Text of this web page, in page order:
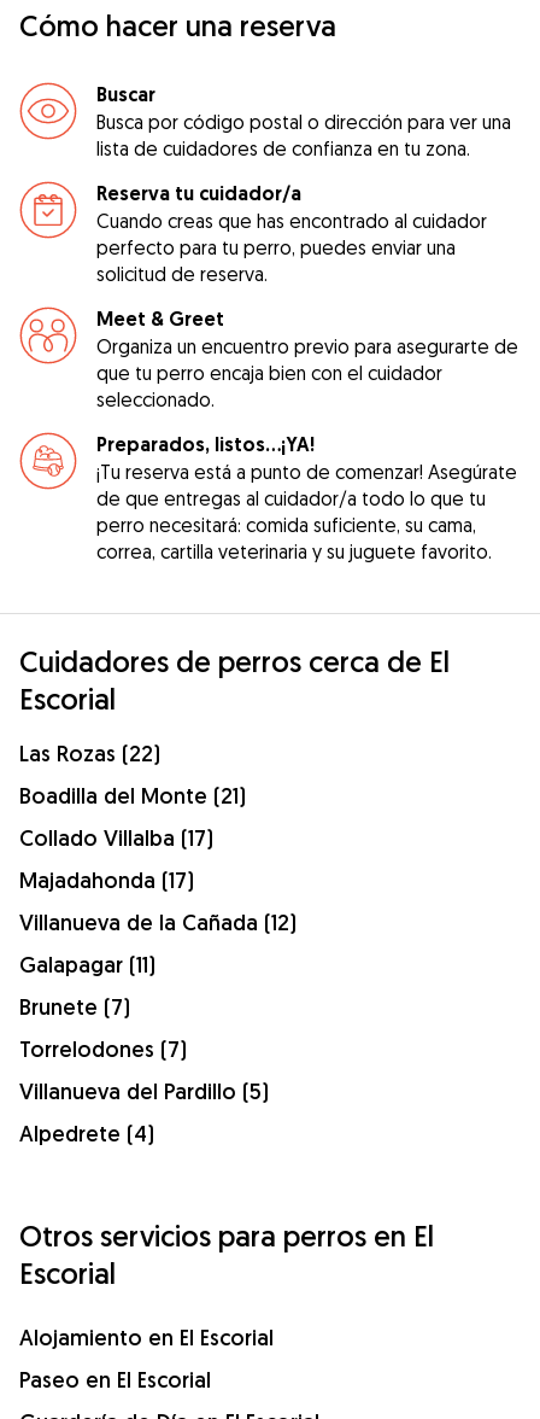
Cómo hacer una reserva
Buscar
Busca por código postal o dirección para ver una
lista de cuidadores de confianza en tu zona.
Reserva tu cuidador/a
Cuando creas que has encontrado al cuidador
perfecto para tu perro, puedes enviar una
solicitud de reserva.
Meet & Greet
Organiza un encuentro previo para asegurarte de
que tu perro encaja bien con el cuidador
seleccionado.
Preparados, listos...¡YA!
¡Tu reserva está a punto de comenzar! Asegúrate
de que entregas al cuidador/a todo lo que tu
perro necesitará: comida suficiente, su cama,
correa, cartilla veterinaria y su juguete favorito.
Cuidadores de perros cerca de El
Escorial
Las Rozas (22)
Boadilla del Monte (21)
Collado Villalba (17)
Majadahonda (17)
Villanueva de la Cañada (12)
Galapagar (11)
Brunete (7)
Torrelodones (7)
Villanueva del Pardillo (5)
Alpedrete (4)
Otros servicios para perros en El
Escorial
Alojamiento en El Escorial
Paseo en El Escorial